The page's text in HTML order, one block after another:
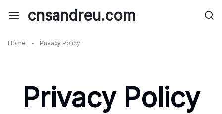
cnsandreu.com
Home - Privacy Policy
Privacy Policy